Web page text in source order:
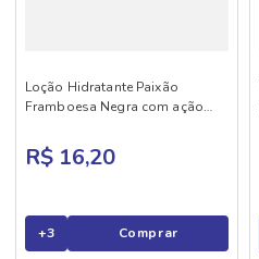
Loção Hidratante Paixão
Framboesa Negra com ação
R$ 16,20
+3 Comprar